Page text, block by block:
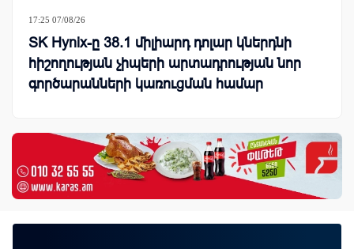
17:25 07/08/26
SK Hynix-ը 38.1 միլիարդ դոլար կներդնի
հիշողության չիպերի արտադրության նոր
գործարանների կառուցման համար